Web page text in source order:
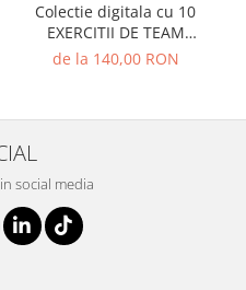
Colectie digitala cu 10
EXERCITII DE TEAM
BUILDING (utila in Training
de la 140,00 RON
social media